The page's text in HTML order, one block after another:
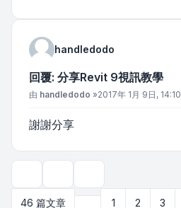
handledodo
回覆: 分享Revit 9視訊教學
文章
由 handledodo »2017年 1月 9日, 14:10
謝謝分享
46 篇文章
上一頁1 2 3